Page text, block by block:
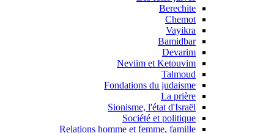
Berechite
Chemot
Vayikra
Bamidbar
Devarim
Neviim et Ketouvim
Talmoud
Fondations du judaisme
La prière
Sionisme, l'état d'Israël
Société et politique
Relations homme et femme, famille